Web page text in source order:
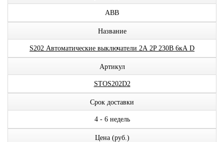
ABB
Название
S202 Автоматические выключатели 2А 2P 230В 6кА D
Артикул
STOS202D2
Срок доставки
4 - 6 недель
Цена (руб.)